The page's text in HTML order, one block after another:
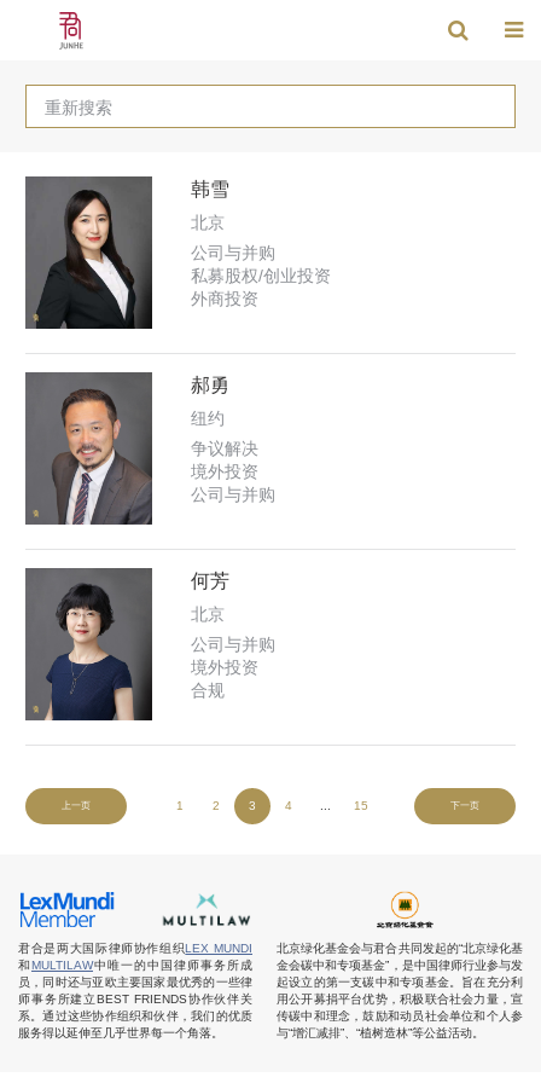
重新搜索
韩雪
北京
公司与并购
私募股权/创业投资
外商投资
郝勇
纽约
争议解决
境外投资
公司与并购
何芳
北京
公司与并购
境外投资
合规
上一页 1 2 3 4 15 下一页
君合是两大国际律师协作组织LEX MUNDI
和MULTILAW中唯一的中国律师事务所成
员，同时还与亚欧主要国家最优秀的一些律
师事务所建立BEST FRIENDS协作伙伴关
系。通过这些协作组织和伙伴，我们的优质
服务得以延伸至几乎世界每一个角落。
北京绿化基金会与君合共同发起的“北京绿化基
金会碳中和专项基金”，是中国律师行业参与发
起设立的第一支碳中和专项基金。旨在充分利
用公开募捐平台优势，积极联合社会力量，宣
传碳中和理念，鼓励和动员社会单位和个人参
与“增汇减排”、“植树造林”等公益活动。